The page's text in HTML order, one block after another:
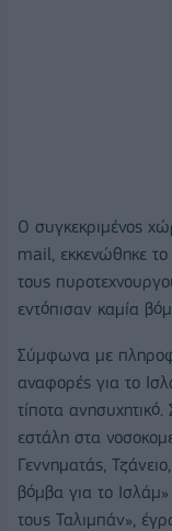
Ο συγκεκριμένος
mail, εκκενώθηκε το
τους
εντόπισαν καμία
Σύμφωνα με
αναφορές για το
τίποτα
εστάλη στα
Γεννηματάς,
βόμβα για το
τους Ταλιμπάν»,